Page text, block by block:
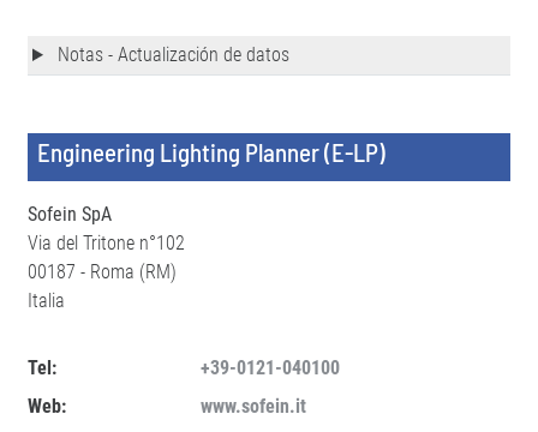
Notas - Actualización de datos
Engineering Lighting Planner (E-LP)
Sofein SpA
Via del Tritone n°102
00187 - Roma (RM)
Italia
Tel:
+39-0121-040100
Web:
www.sofein.it